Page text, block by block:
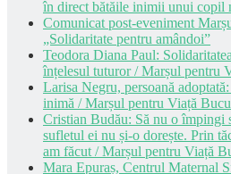
în direct bătăile inimii unui copil
Comunicat post-eveniment
„Solidaritate pentru amândoi”
Teodora Diana Paul:
înțelesul tuturor / Marșul pentru
Larisa Negru, persoană
inimă / Marșul pentru Viață
Cristian Budău: Să nu o împingi
sufletul ei nu și-o dorește. Prin
am făcut / Marșul pentru Viață
Mara Epuraș, Centrul Maternal